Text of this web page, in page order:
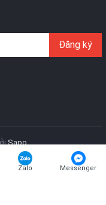
Đăng ký
Sapo
Zalo Messenger